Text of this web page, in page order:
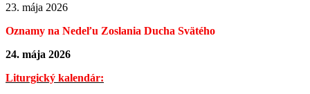
23. mája 2026
Oznamy na Nedeľu Zoslania Ducha Svätého
24. mája 2026
Liturgický kalendár: